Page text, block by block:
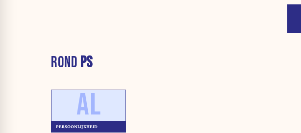
ROND PS
AL
PERSOONLIJKHEID